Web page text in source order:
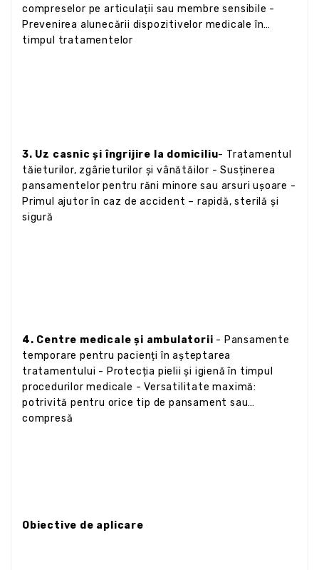
compreselor pe articulații sau membre sensibile -
Prevenirea alunecării dispozitivelor medicale în
timpul tratamentelor
3. Uz casnic și îngrijire la domiciliu- Tratamentul
tăieturilor, zgârieturilor și vânătăilor - Susținerea
pansamentelor pentru răni minore sau arsuri ușoare -
Primul ajutor în caz de accident – rapidă, sterilă și
sigură
4. Centre medicale și ambulatorii - Pansamente
temporare pentru pacienți în așteptarea
tratamentului - Protecția pielii și igienă în timpul
procedurilor medicale - Versatilitate maximă:
potrivită pentru orice tip de pansament sau
compresă
Obiective de aplicare